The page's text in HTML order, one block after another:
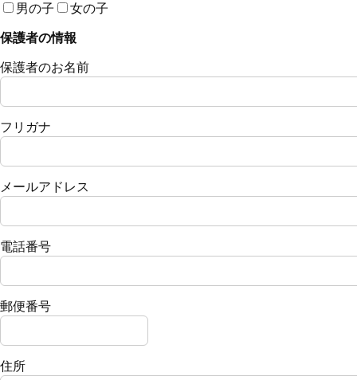
男の子
女の子
保護者の情報
保護者のお名前
フリガナ
メールアドレス
電話番号
郵便番号
住所